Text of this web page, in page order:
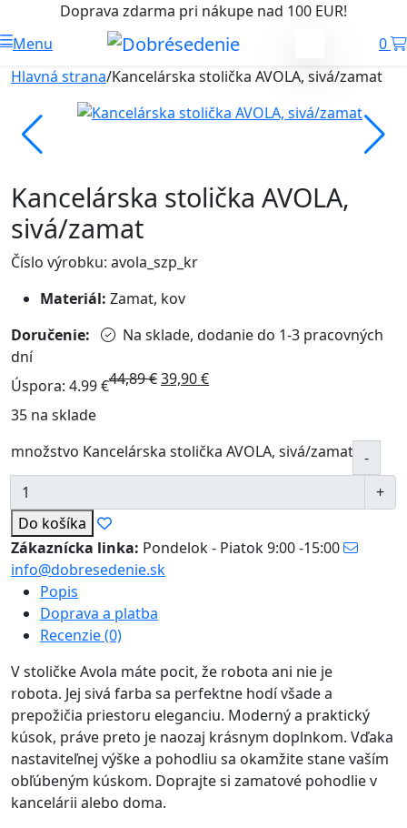
Doprava zdarma pri nákupe nad 100 EUR!
Menu
0
Hlavná strana/Kancelárska stolička AVOLA, sivá/zamat
Kancelárska stolička AVOLA,
sivá/zamat
Číslo výrobku: avola_szp_kr
Materiál: Zamat, kov
Doručenie:
Na sklade, dodanie do 1-3 pracovných
dní
Úspora: 4.99 €44,89€39,90€
35 na sklade
množstvo Kancelárska stolička AVOLA, sivá/zamat
Do košíka
Zákaznícka linka: Pondelok - Piatok 9:00 -15:00
info@dobresedenie.sk
Popis
Doprava a platba
Recenzie (0)
V stoličke Avola máte pocit, že robota ani nie je
robota. Jej sivá farba sa perfektne hodí všade a
prepožičia priestoru eleganciu. Moderný a praktický
kúsok, práve preto je naozaj krásnym doplnkom. Vďaka
nastaviteľnej výške a pohodliu sa okamžite stane vaším
obľúbeným kúskom. Doprajte si zamatové pohodlie v
kancelárii alebo doma.